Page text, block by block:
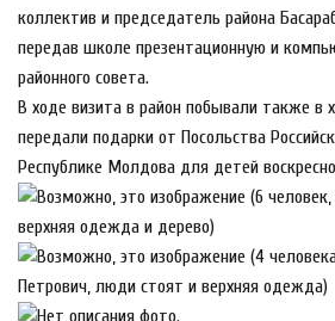
коллектив и председатель района
передав школе презентационную и
районного совета.
В ходе визита в район побывали также в
передали подарки от Посольства
Республике Молдова для детей